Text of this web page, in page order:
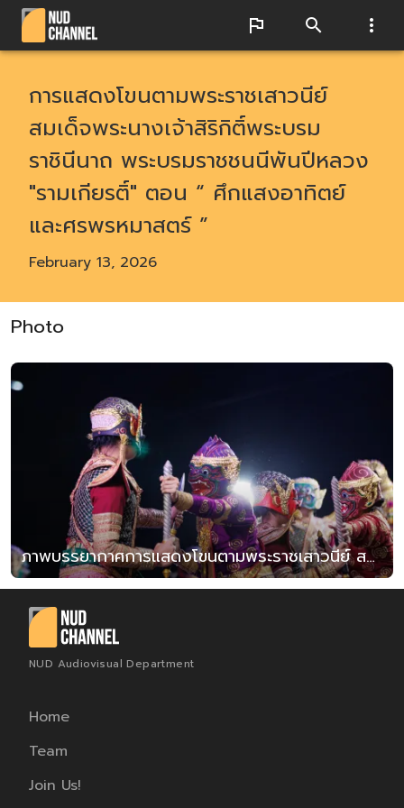
การแสดงโขนตามพระราชเสาวนีย์
สมเด็จพระนางเจ้าสิริกิติ์พระบรม
ราชินีนาถ พระบรมราชชนนีพันปีหลวง
"รามเกียรติ์" ตอน “ ศึกแสงอาทิตย์
และศรพรหมาสตร์ ”
February 13, 2026
Photo
ภาพบรรยากาศการแสดงโขนตามพระราชเสาวนีย์ สมเด็จพระนางเจ้าสิริกิติ์พระบรมราชินีนาถ พระบรมราชชนนีพันปีหลวง ตอน “ ศึกแสงอาทิตย์และศรพรหมาสตร์ ”
NUD Audiovisual Department
Home
Team
Join Us!